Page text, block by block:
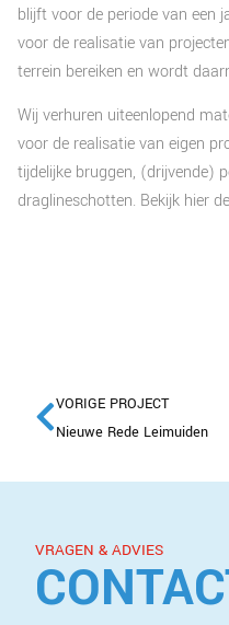
blijft voor de periode van een
voor de realisatie van
terrein bereiken en wordt
Wij verhuren uiteenlopend
voor de realisatie van eigen
tijdelijke bruggen, (drijvende)
draglineschotten. Bekijk hier
VORIGE PROJECT
Nieuwe Rede Leimuiden
VRAGEN & ADVIES